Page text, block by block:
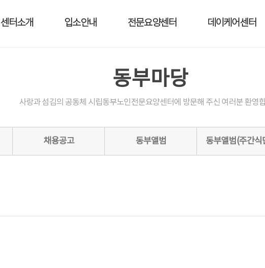
센터소개 입소안내 전문요양센터 데이케어센터
동부마당
사랑과 섬김의 공동체 시립동부노인전문요양센터에 방문해 주신 여러분 환영
채용공고 동부앨범 동부앨범(주간식